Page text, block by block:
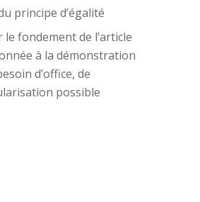
principe d’égalité
fondement de l’article
à la démonstration
d’office, de
possible